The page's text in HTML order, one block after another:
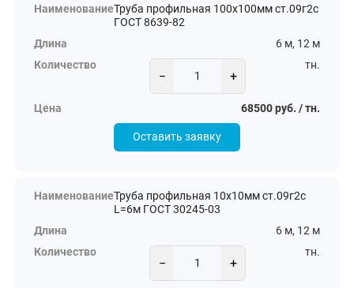
Труба профильная 100х100мм ст.09г2с
ГОСТ 8639-82
6 м, 12 м
− +
тн.
68500 руб. / тн.
Оставить заявку
Труба профильная 10х10мм ст.09г2с
L=6м ГОСТ 30245-03
6 м, 12 м
− +
тн.